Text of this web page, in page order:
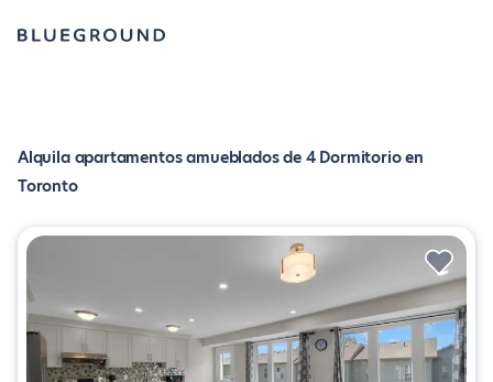
Alquila apartamentos amueblados de 4 Dormitorio en
Toronto